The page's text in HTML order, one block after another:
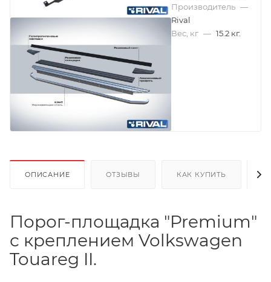
Производитель —
Rival
Вес, кг — 15.2 кг.
ОПИСАНИЕ ОТЗЫВЫ КАК КУПИТЬ
Порог-площадка "Premium"
с креплением Volkswagen
Touareg II.